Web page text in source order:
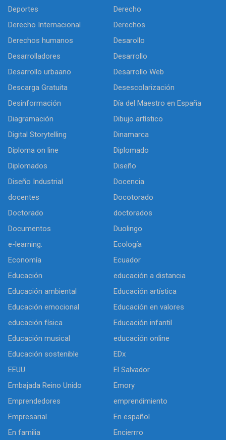
Deportes
Derecho
Derecho Internacional
Derechos
Derechos humanos
Desarollo
Desarrolladores
Desarrollo
Desarrollo urbaano
Desarrollo Web
Descarga Gratuita
Desescolarización
Desinformación
Día del Maestro en España
Diagramación
Dibujo artìstico
Digital Storytelling
Dinamarca
Diploma on line
Diplomado
Diplomados
Diseño
Diseño Industrial
Docencia
docentes
Docotorado
Doctorado
doctorados
Documentos
Duolingo
e-learning.
Ecología
Economía
Ecuador
Educación
educación a distancia
Educación ambiental
Educación artística
Educación emocional
Educación en valores
educación física
Educación infantil
Educación musical
educación online
Educación sostenible
EDx
EEUU
El Salvador
Embajada Reino Unido
Emory
Emprendedores
emprendimiento
Empresarial
En español
En familia
Encierrro